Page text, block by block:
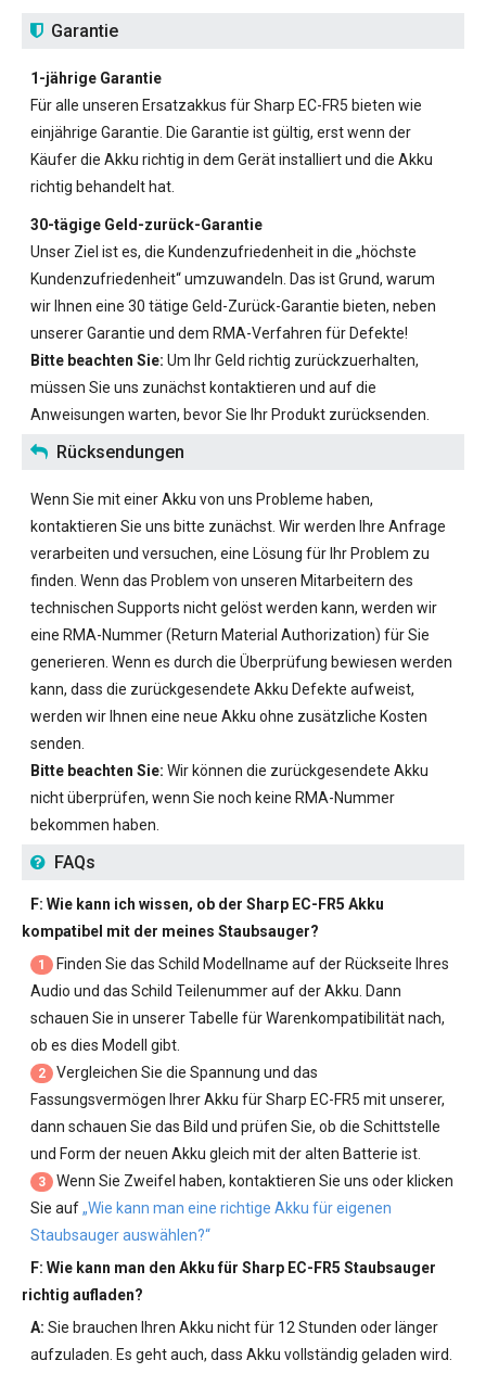
Garantie
1-jährige Garantie
Für alle unseren Ersatzakkus für Sharp EC-FR5 bieten wie
einjährige Garantie. Die Garantie ist gültig, erst wenn der
Käufer die Akku richtig in dem Gerät installiert und die Akku
richtig behandelt hat.
30-tägige Geld-zurück-Garantie
Unser Ziel ist es, die Kundenzufriedenheit in die „höchste
Kundenzufriedenheit“ umzuwandeln. Das ist Grund, warum
wir Ihnen eine 30 tätige Geld-Zurück-Garantie bieten, neben
unserer Garantie und dem RMA-Verfahren für Defekte!
Bitte beachten Sie: Um Ihr Geld richtig zurückzuerhalten,
müssen Sie uns zunächst kontaktieren und auf die
Anweisungen warten, bevor Sie Ihr Produkt zurücksenden.
Rücksendungen
Wenn Sie mit einer Akku von uns Probleme haben,
kontaktieren Sie uns bitte zunächst. Wir werden Ihre Anfrage
verarbeiten und versuchen, eine Lösung für Ihr Problem zu
finden. Wenn das Problem von unseren Mitarbeitern des
technischen Supports nicht gelöst werden kann, werden wir
eine RMA-Nummer (Return Material Authorization) für Sie
generieren. Wenn es durch die Überprüfung bewiesen werden
kann, dass die zurückgesendete Akku Defekte aufweist,
werden wir Ihnen eine neue Akku ohne zusätzliche Kosten
senden.
Bitte beachten Sie: Wir können die zurückgesendete Akku
nicht überprüfen, wenn Sie noch keine RMA-Nummer
bekommen haben.
FAQs
F: Wie kann ich wissen, ob der Sharp EC-FR5 Akku
kompatibel mit der meines Staubsauger?
1
Finden Sie das Schild Modellname auf der Rückseite Ihres
Audio und das Schild Teilenummer auf der Akku. Dann
schauen Sie in unserer Tabelle für Warenkompatibilität nach,
ob es dies Modell gibt.
2
Vergleichen Sie die Spannung und das
Fassungsvermögen IhrerAkku für Sharp EC-FR5 mit unserer,
dann schauen Sie das Bild und prüfen Sie, ob die Schittstelle
und Form der neuen Akku gleich mit der alten Batterie ist.
3
Wenn Sie Zweifel haben, kontaktieren Sie uns oder klicken
Sie auf„Wie kann man eine richtige Akku für eigenen
Staubsauger auswählen?“
F: Wie kann man den Akku für Sharp EC-FR5 Staubsauger
richtig aufladen?
A: Sie brauchen Ihren Akku nicht für 12 Stunden oder länger
aufzuladen. Es geht auch, dass Akku vollständig geladen wird.